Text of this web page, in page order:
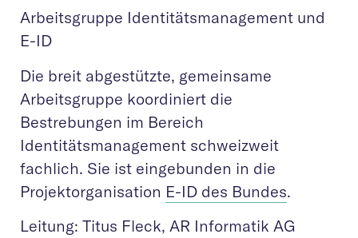
Arbeitsgruppe Identitätsmanagement und
E-ID
Die breit abgestützte, gemeinsame
Arbeitsgruppe koordiniert die
Bestrebungen im Bereich
Identitätsmanagement schweizweit
fachlich. Sie ist eingebunden in die
Projektorganisation E-ID des Bundes.
Leitung: Titus Fleck, AR Informatik AG